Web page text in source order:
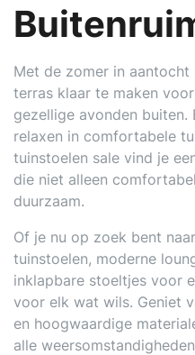
Met de zomer in
terras klaar te maken
gezellige avonden buiten.
relaxen in comfortabele
tuinstoelen sale vind je
die niet alleen
duurzaam.
Of je nu op zoek bent
tuinstoelen, moderne
inklapbare stoeltjes voor
voor elk wat wils. Geniet
en hoogwaardige
alle